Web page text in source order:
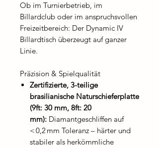
Ob im Turnierbetrieb, im
Billardclub oder im anspruchsvollen
Freizeitbereich: Der Dynamic IV
Billardtisch überzeugt auf ganzer
Linie.
Präzision & Spielqualität
Zertifizierte, 3-teilige
brasilianische Naturschieferplatte
(9ft: 30 mm, 8ft: 20
mm): Diamantgeschliffen auf
< 0,2 mm Toleranz – härter und
stabiler als herkömmliche